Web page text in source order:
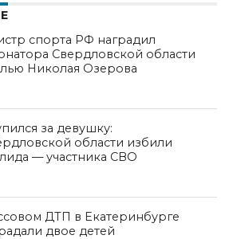
спорта РФ наградил
Свердловской области
Николая Озерова
за девушку:
области избили
— участника СВО
ДТП в Екатеринбурге
двое детей